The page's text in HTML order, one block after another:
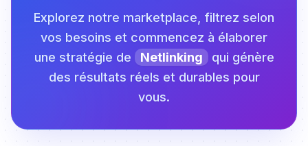
Explorez notre marketplace, filtrez selon
vos besoins et commencez à élaborer
une stratégie de
Netlinking
qui génère
des résultats réels et durables pour
vous.